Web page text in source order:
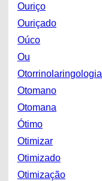
Ouriço
Ouriçado
Oúco
Ou
Otorrinolaringologia
Otomano
Otomana
Ótimo
Otimizar
Otimizado
Otimização